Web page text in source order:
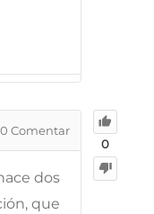
0
0 Comentar
dos
que